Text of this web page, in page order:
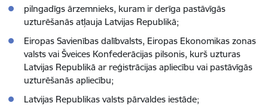
pilngadīgs ārzemnieks, kuram ir derīga pastāvīgās
uzturēšanās atļauja Latvijas Republikā;
Eiropas Savienības dalībvalsts, Eiropas Ekonomikas zonas
valsts vai Šveices Konfederācijas pilsonis, kurš uzturas
Latvijas Republikā ar reģistrācijas apliecību vai pastāvīgās
uzturēšanās apliecību;
Latvijas Republikas valsts pārvaldes iestāde;